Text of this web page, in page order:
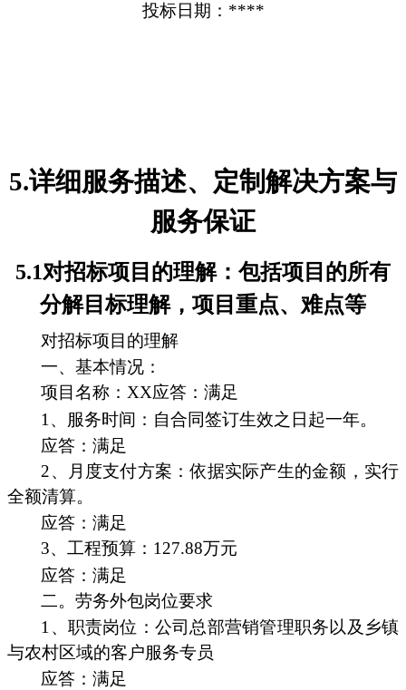
投标日期：****
5.详细服务描述、定制解决方案与
服务保证
5.1对招标项目的理解：包括项目的所有
分解目标理解，项目重点、难点等
对招标项目的理解
一、基本情况：
项目名称：XX应答：满足
1、服务时间：自合同签订生效之日起一年。
应答：满足
2、月度支付方案：依据实际产生的金额，实行
全额清算。
应答：满足
3、工程预算：127.88万元
应答：满足
二。劳务外包岗位要求
1、职责岗位：公司总部营销管理职务以及乡镇
与农村区域的客户服务专员
应答：满足